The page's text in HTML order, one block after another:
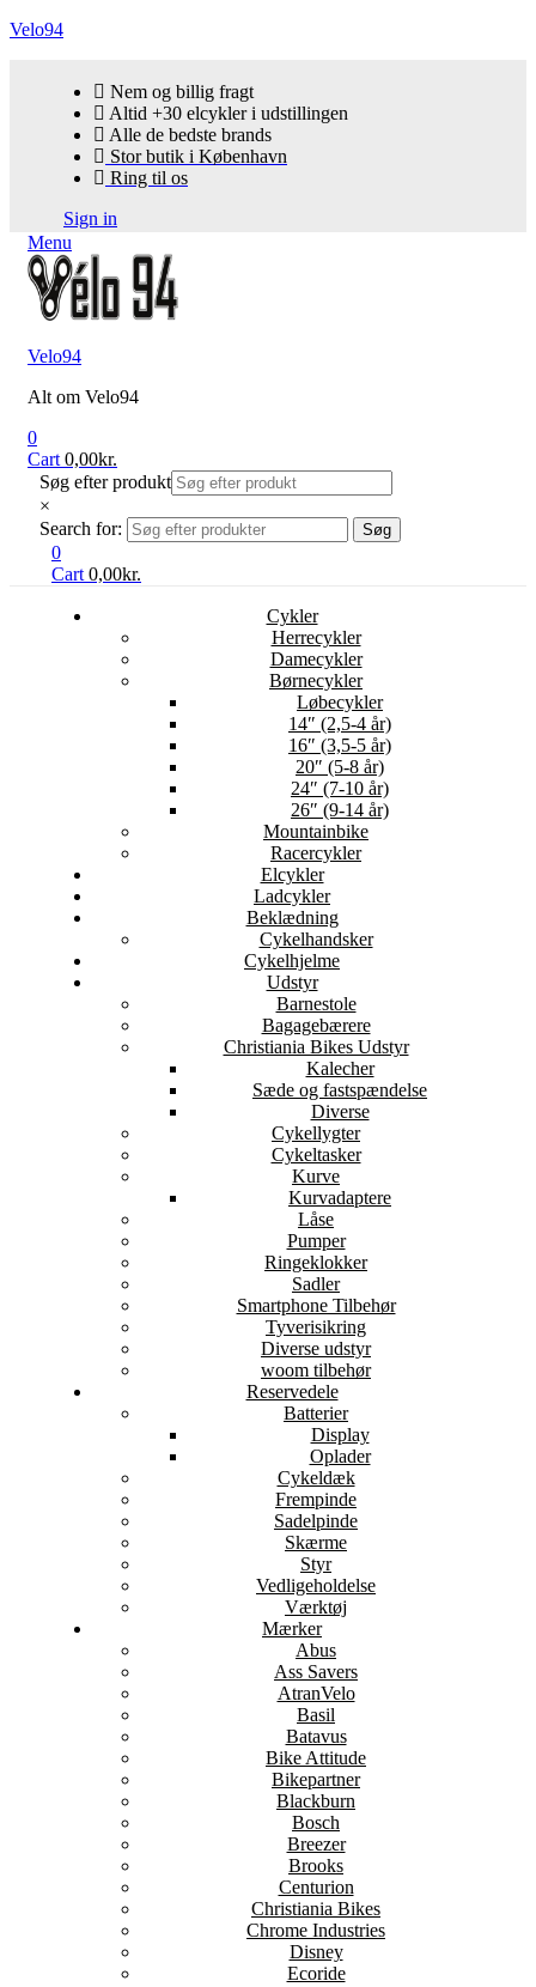
Velo94
Nem og billig fragt
Altid +30 elcykler i udstillingen
Alle de bedste brands
Stor butik i København
Ring til os
Sign in
Menu
Velo94
Alt om Velo94
0
Cart 0,00kr.
Søg efter produkt
×
Search for:
Søg
0
Cart 0,00kr.
Cykler
Herrecykler
Damecykler
Børnecykler
Løbecykler
14″ (2,5-4 år)
16″ (3,5-5 år)
20″ (5-8 år)
24″ (7-10 år)
26″ (9-14 år)
Mountainbike
Racercykler
Elcykler
Ladcykler
Beklædning
Cykelhandsker
Cykelhjelme
Udstyr
Barnestole
Bagagebærere
Christiania Bikes Udstyr
Kalecher
Sæde og fastspændelse
Diverse
Cykellygter
Cykeltasker
Kurve
Kurvadaptere
Låse
Pumper
Ringeklokker
Sadler
Smartphone Tilbehør
Tyverisikring
Diverse udstyr
woom tilbehør
Reservedele
Batterier
Display
Oplader
Cykeldæk
Frempinde
Sadelpinde
Skærme
Styr
Vedligeholdelse
Værktøj
Mærker
Abus
Ass Savers
AtranVelo
Basil
Batavus
Bike Attitude
Bikepartner
Blackburn
Bosch
Breezer
Brooks
Centurion
Christiania Bikes
Chrome Industries
Disney
Ecoride